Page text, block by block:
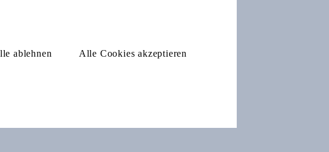
ablehnen Alle Cookies akzeptieren